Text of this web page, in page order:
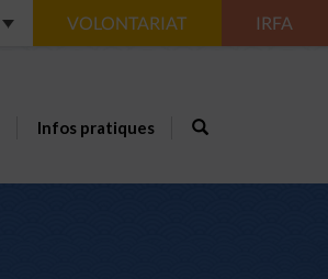
VOLONTARIAT IRFA
Infos pratiques